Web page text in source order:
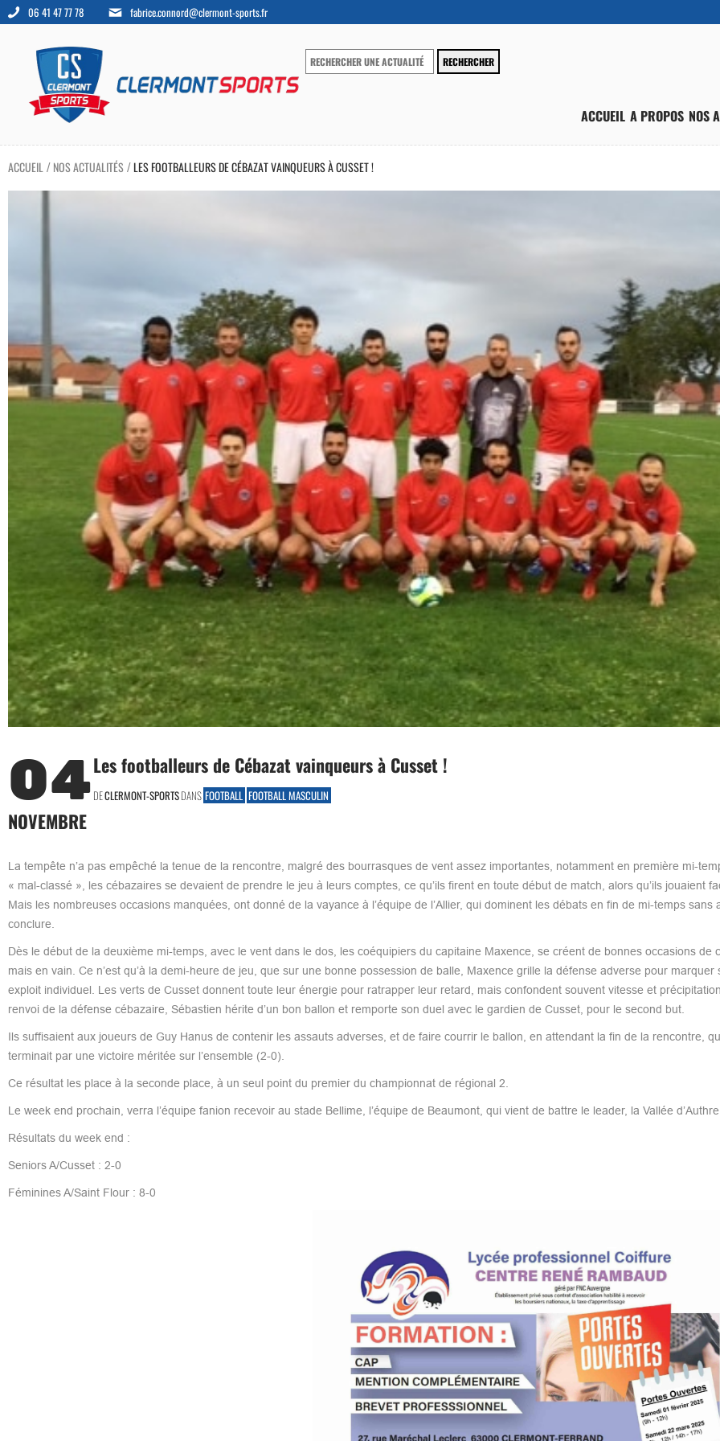
06 41 47 77 78 fabrice.connord@clermont-sports.fr
ACCUEIL A PROPOS NOS
ACCUEIL / NOS ACTUALITÉS/LES FOOTBALLEURS DE CÉBAZAT VAINQUEURS À CUSSET !
04
NOVEMBRE
Les footballeurs de Cébazat vainqueurs à Cusset !
DECLERMONT-SPORTSDANS FOOTBALL FOOTBALL MASCULIN
La tempête n’a pas empêché la tenue de la rencontre, malgré des bourrasques de vent assez importantes, notamment en première mi-
« mal-classé », les cébazaires se devaient de prendre le jeu à leurs comptes, ce qu’ils firent en toute début de match, alors qu’ils jouaient
Mais les nombreuses occasions manquées, ont donné de la vayance à l’équipe de l’Allier, qui dominent les débats en fin de mi-temps sans
conclure.
Dès le début de la deuxième mi-temps, avec le vent dans le dos, les coéquipiers du capitaine Maxence, se créent de bonnes occasions de
mais en vain. Ce n’est qu’à la demi-heure de jeu, que sur une bonne possession de balle, Maxence grille la défense adverse pour marquer
exploit individuel. Les verts de Cusset donnent toute leur énergie pour ratrapper leur retard, mais confondent souvent vitesse et
renvoi de la défense cébazaire, Sébastien hérite d’un bon ballon et remporte son duel avec le gardien de Cusset, pour le second but.
Ils suffisaient aux joueurs de Guy Hanus de contenir les assauts adverses, et de faire courrir le ballon, en attendant la fin de la rencontre,
terminait par une victoire méritée sur l’ensemble (2-0).
Ce résultat les place à la seconde place, à un seul point du premier du championnat de régional 2.
Le week end prochain, verra l’équipe fanion recevoir au stade Bellime, l’équipe de Beaumont, qui vient de battre le leader, la Vallée
Résultats du week end :
Seniors A/Cusset : 2-0
Féminines A/Saint Flour : 8-0